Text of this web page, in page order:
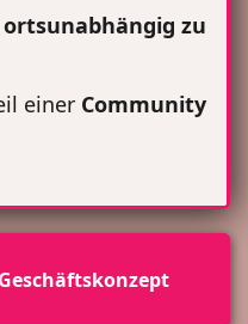
ortsunabhängig zu
einer Community